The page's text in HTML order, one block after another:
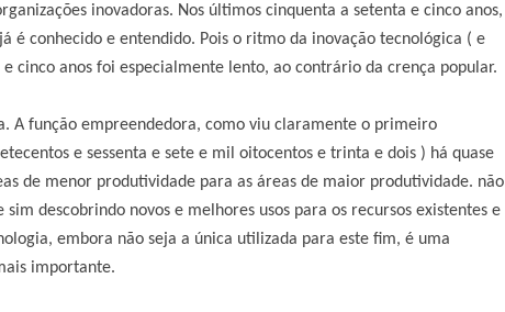
inovadoras. Nos últimos cinquenta a setenta e cinco anos,
conhecido e entendido. Pois o ritmo da inovação tecnológica ( e
cinco anos foi especialmente lento, ao contrário da crença popular.
A função empreendedora, como viu claramente o primeiro
e sessenta e sete e mil oitocentos e trinta e dois ) há quase
de menor produtividade para as áreas de maior produtividade. não
descobrindo novos e melhores usos para os recursos existentes e
embora não seja a única utilizada para este fim, é uma
importante.